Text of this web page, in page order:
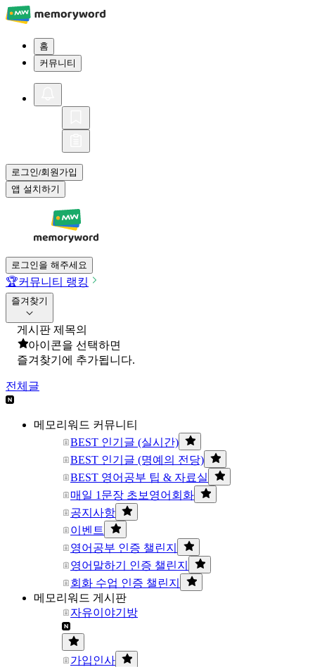
홈
커뮤니티
로그인/회원가입
앱 설치하기
로그인을 해주세요
🏆커뮤니티 랭킹
즐겨찾기
게시판 제목의
아이콘을 선택하면
즐겨찾기에 추가됩니다.
전체글
메모리워드 커뮤니티
BEST 인기글 (실시간)
BEST 인기글 (명예의 전당)
BEST 영어공부 팁 & 자료실
매일 1문장 초보영어회화
공지사항
이벤트
영어공부 인증 챌린지
영어말하기 인증 챌린지
회화 수업 인증 챌린지
메모리워드 게시판
자유이야기방
가입인사